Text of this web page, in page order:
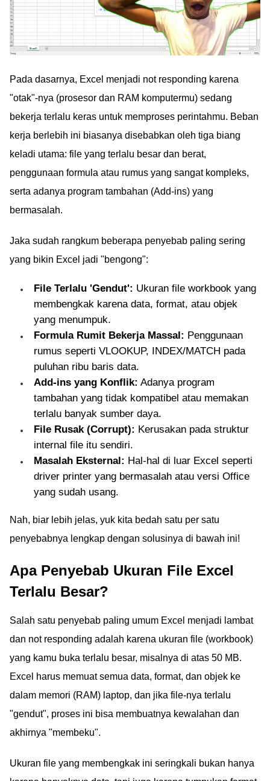
Pada dasarnya, Excel menjadi not responding karena
"otak"-nya (prosesor dan RAM komputermu) sedang
bekerja terlalu keras untuk memproses perintahmu. Beban
kerja berlebih ini biasanya disebabkan oleh tiga biang
keladi utama: file yang terlalu besar dan berat,
penggunaan formula atau rumus yang sangat kompleks,
serta adanya program tambahan (Add-ins) yang
bermasalah.
Jaka sudah rangkum beberapa penyebab paling sering
yang bikin Excel jadi "bengong":
File Terlalu 'Gendut': Ukuran file workbook yang
membengkak karena data, format, atau objek
yang menumpuk.
Formula Rumit Bekerja Massal: Penggunaan
rumus seperti VLOOKUP, INDEX/MATCH pada
puluhan ribu baris data.
Add-ins yang Konflik: Adanya program
tambahan yang tidak kompatibel atau memakan
terlalu banyak sumber daya.
File Rusak (Corrupt): Kerusakan pada struktur
internal file itu sendiri.
Masalah Eksternal: Hal-hal di luar Excel seperti
driver printer yang bermasalah atau versi Office
yang sudah usang.
Nah, biar lebih jelas, yuk kita bedah satu per satu
penyebabnya lengkap dengan solusinya di bawah ini!
Apa Penyebab Ukuran File Excel
Terlalu Besar?
Salah satu penyebab paling umum Excel menjadi lambat
dan not responding adalah karena ukuran file (workbook)
yang kamu buka terlalu besar, misalnya di atas 50 MB.
Excel harus memuat semua data, format, dan objek ke
dalam memori (RAM) laptop, dan jika file-nya terlalu
"gendut", proses ini bisa membuatnya kewalahan dan
akhirnya "membeku".
Ukuran file yang membengkak ini seringkali bukan hanya